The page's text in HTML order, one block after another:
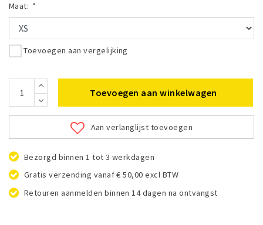
Maat: *
Toevoegen aan vergelijking
Toevoegen aan winkelwagen
Aan verlanglijst toevoegen
Bezorgd binnen 1 tot 3 werkdagen
Gratis verzending vanaf € 50,00 excl BTW
Retouren aanmelden binnen 14 dagen na ontvangst